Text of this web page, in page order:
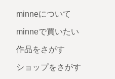
minneについて
minneで買いたい
作品をさがす
ショップをさがす